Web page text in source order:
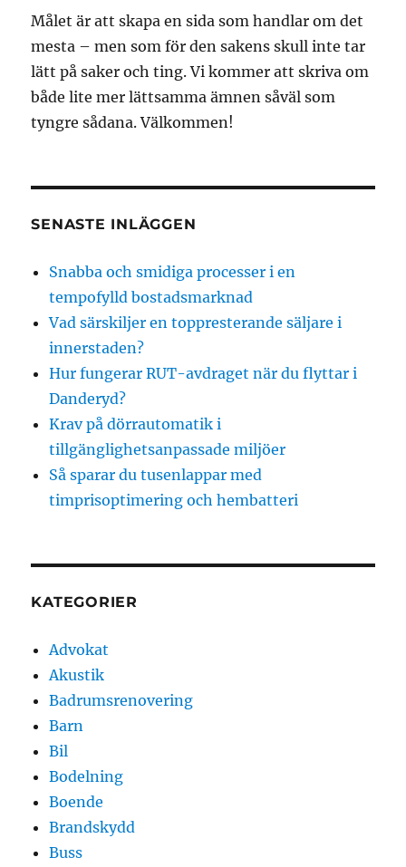
Målet är att skapa en sida som handlar om det
mesta – men som för den sakens skull inte tar
lätt på saker och ting. Vi kommer att skriva om
både lite mer lättsamma ämnen såväl som
tyngre sådana. Välkommen!
SENASTE INLÄGGEN
Snabba och smidiga processer i en
tempofylld bostadsmarknad
Vad särskiljer en toppresterande säljare i
innerstaden?
Hur fungerar RUT-avdraget när du flyttar i
Danderyd?
Krav på dörrautomatik i
tillgänglighetsanpassade miljöer
Så sparar du tusenlappar med
timprisoptimering och hembatteri
KATEGORIER
Advokat
Akustik
Badrumsrenovering
Barn
Bil
Bodelning
Boende
Brandskydd
Buss